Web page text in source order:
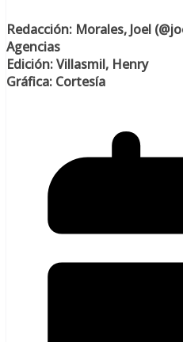
Redacción: Morales, Joel
Agencias
Edición: Villasmil, Henry
Gráfica: Cortesía